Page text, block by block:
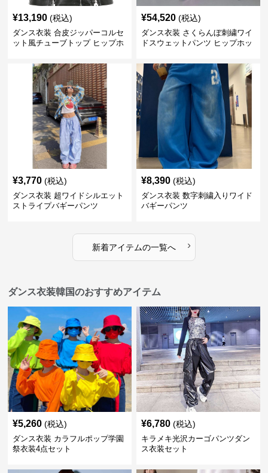
¥13,190 (税込)
ダンス衣装 合皮ジッパーコルセ
ット風チューブトップ ヒップホ
¥54,520 (税込)
ダンス衣装 さくらんぼ刺繍ワイ
ドスウェットパンツ ヒップホッ
¥3,770 (税込)
ダンス衣装 超ワイドシルエット
ストライプバギーパンツ
¥8,390 (税込)
ダンス衣装 数字刺繍入りワイド
バギーパンツ
新着アイテムの一覧へ ›
ダンス衣装韓国のおすすめアイテム
¥5,260 (税込)
ダンス衣装 カラフルポップ学園
祭衣装4点セット
¥6,780 (税込)
キラメキ光沢カーゴパンツダン
ス衣装セット